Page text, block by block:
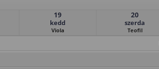
19
kedd
Viola
20
szerda
Teofil